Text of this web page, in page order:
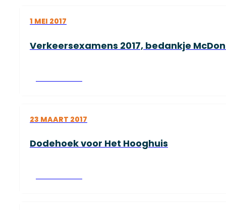
1 MEI 2017
Verkeersexamens 2017, bedankje
23 MAART 2017
Dodehoek voor Het Hooghuis
Lees verder